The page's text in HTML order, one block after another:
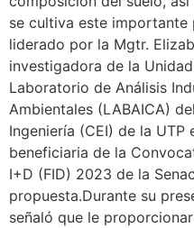
se cultiva este
liderado por la Mgtr.
investigadora de la
Laboratorio de Análisis
Ambientales (LABAICA)
Ingeniería (CEI) de la
beneficiaria de la
I+D (FID) 2023 de la
propuesta.Durante su
señaló que le